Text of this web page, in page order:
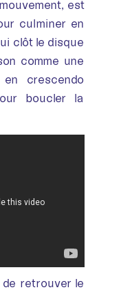
est
culminer en
clôt le disque
comme une
crescendo
boucler la
retrouver le